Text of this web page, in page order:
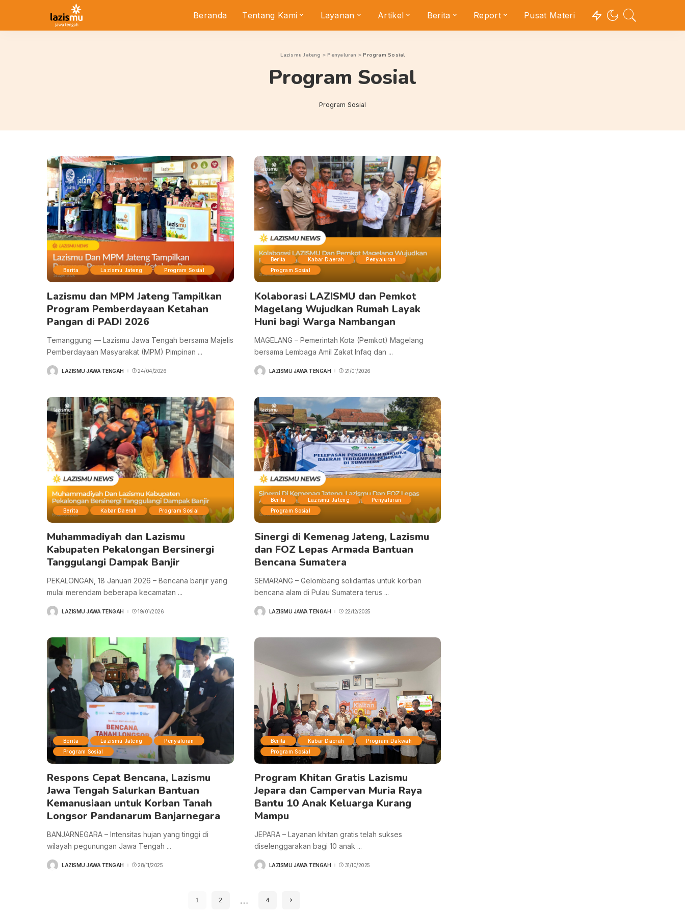
Beranda Tentang Kami Layanan Artikel Berita Report Pusat Materi
Lazismu Jateng >Penyaluran >Program Sosial
Program Sosial
Program Sosial
Berita Lazismu Jateng Program Sosial
Lazismu dan MPM Jateng Tampilkan
Program Pemberdayaan Ketahan
Pangan di PADI 2026
Temanggung — Lazismu Jawa Tengah bersama Majelis
Pemberdayaan Masyarakat (MPM) Pimpinan ...
POSTEDLAZISMU JAWA TENGAH 24/04/2026
Berita Kabar Daerah
Penyaluran
Program Sosial
Kolaborasi LAZISMU dan Pemkot
Magelang Wujudkan Rumah Layak
Huni bagi Warga Nambangan
MAGELANG – Pemerintah Kota (Pemkot) Magelang
bersama Lembaga Amil Zakat Infaq dan ...
POSTEDLAZISMU JAWA TENGAH 21/01/2026
Berita Kabar Daerah Program Sosial
Muhammadiyah dan Lazismu
Kabupaten Pekalongan Bersinergi
Tanggulangi Dampak Banjir
PEKALONGAN, 18 Januari 2026 – Bencana banjir yang
mulai merendam beberapa kecamatan ...
POSTEDLAZISMU JAWA TENGAH 19/01/2026
Berita Lazismu Jateng
Penyaluran
Program Sosial
Sinergi di Kemenag Jateng, Lazismu
dan FOZ Lepas Armada Bantuan
Bencana Sumatera
SEMARANG – Gelombang solidaritas untuk korban
bencana alam di Pulau Sumatera terus ...
POSTEDLAZISMU JAWA TENGAH 22/12/2025
Berita Lazismu Jateng
Penyaluran
Program Sosial
Respons Cepat Bencana, Lazismu
Jawa Tengah Salurkan Bantuan
Kemanusiaan untuk Korban Tanah
Longsor Pandanarum Banjarnegara
BANJARNEGARA – Intensitas hujan yang tinggi di
wilayah pegunungan Jawa Tengah ...
POSTEDLAZISMU JAWA TENGAH 28/11/2025
Berita Kabar Daerah
Program Dakwah
Program Sosial
Program Khitan Gratis Lazismu
Jepara dan Campervan Muria Raya
Bantu 10 Anak Keluarga Kurang
Mampu
JEPARA – Layanan khitan gratis telah sukses
diselenggarakan bagi 10 anak ...
POSTEDLAZISMU JAWA TENGAH 31/10/2025
1 2 … 4